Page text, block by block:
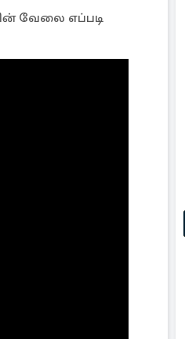
வேலை எப்படி